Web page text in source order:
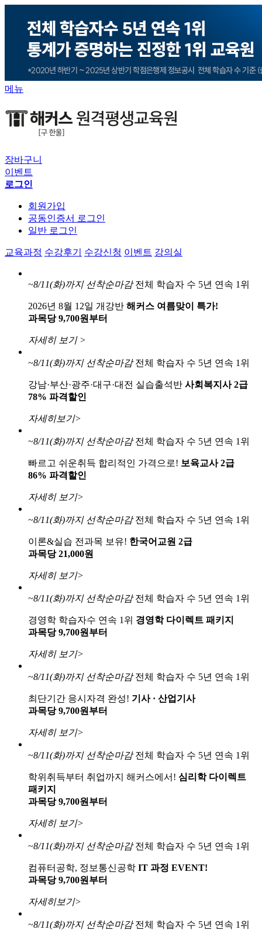
메뉴
장바구니
이벤트
로그인
회원가입
공동인증서 로그인
일반 로그인
교육과정 수강후기 수강신청 이벤트 강의실
~8/11(화)까지 선착순마감전체 학습자 수 5년 연속 1위
2026년 8월 12일 개강반 해커스 여름맞이 특가!
과목당 9,700원부터
자세히 보기 >
~8/11(화)까지 선착순마감전체 학습자 수 5년 연속 1위
강남·부산·광주·대구·대전 실습출석반 사회복지사 2급
78% 파격할인
자세히보기>
~8/11(화)까지 선착순마감전체 학습자 수 5년 연속 1위
빠르고 쉬운취득 합리적인 가격으로! 보육교사 2급
86% 파격할인
자세히 보기>
~8/11(화)까지 선착순마감전체 학습자 수 5년 연속 1위
이론&실습 전과목 보유! 한국어교원 2급
과목당 21,000원
자세히 보기>
~8/11(화)까지 선착순마감전체 학습자 수 5년 연속 1위
경영학 학습자수 연속 1위 경영학 다이렉트 패키지
과목당 9,700원부터
자세히 보기>
~8/11(화)까지 선착순마감전체 학습자 수 5년 연속 1위
최단기간 응시자격 완성! 기사 · 산업기사
과목당 9,700원부터
자세히 보기>
~8/11(화)까지 선착순마감전체 학습자 수 5년 연속 1위
학위취득부터 취업까지 해커스에서! 심리학 다이렉트
패키지
과목당 9,700원부터
자세히 보기>
~8/11(화)까지 선착순마감전체 학습자 수 5년 연속 1위
컴퓨터공학, 정보통신공학 IT 과정 EVENT!
과목당 9,700원부터
자세히보기>
~8/11(화)까지 선착순마감전체 학습자 수 5년 연속 1위